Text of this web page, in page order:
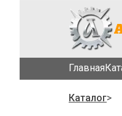
Главная
Каталог>